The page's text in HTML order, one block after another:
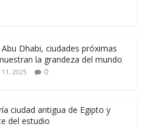
Dhabi, ciudades próximas
la grandeza del mundo
2025 0
ciudad antigua de Egipto y
del estudio